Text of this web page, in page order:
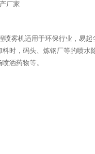
厂家
喷雾机适用于环保行业，易起
料时，码头、炼钢厂等的喷水
洒药物等。